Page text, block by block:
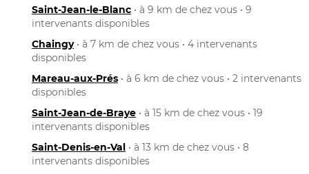
Saint-Jean-le-Blanc • à 9 km de chez vous • 9
intervenants disponibles
Chaingy• à 7 km de chez vous • 4 intervenants
disponibles
Mareau-aux-Prés • à 6 km de chez vous • 2 intervenants
disponibles
Saint-Jean-de-Braye • à 15 km de chez vous • 19
intervenants disponibles
Saint-Denis-en-Val • à 13 km de chez vous • 8
intervenants disponibles